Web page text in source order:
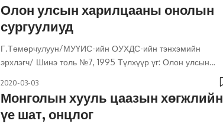
Олон улсын харилцааны онолын
сургуулиуд
Г.Төмөрчулуун/МУҮИС-ийн ОУХДС-ийн тэнхэмийн
эрхлэгч/ Шинэ толь №7, 1995 Түлхүүр үг: Олон улсын…
2020-03-03
Монголын хууль цаазын хөгжлийн
үе шат, онцлог